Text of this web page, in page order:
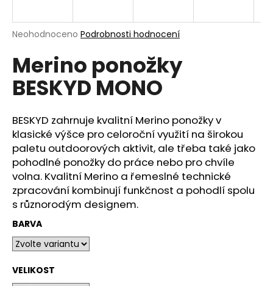
Průměrné
produktu
je
0,0
hvězdiček.
Neohodnoceno Podrobnosti hodnocení
Merino ponožky
BESKYD MONO
BESKYD zahrnuje kvalitní Merino ponožky v
klasické výšce pro celoroční využití na širokou
paletu outdoorových aktivit, ale třeba také jako
pohodlné ponožky do práce nebo pro chvíle
volna. Kvalitní Merino a řemeslné technické
zpracování kombinují funkčnost a pohodlí spolu
s různorodým designem.
BARVA
VELIKOST
a
j
í
t
?
HLEDAT
D
o
p
o
u